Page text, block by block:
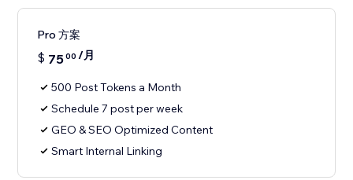
Pro 方案
$ 7500 /月
500 Post Tokens a Month
Schedule 7 post per week
GEO & SEO Optimized Content
Smart Internal Linking